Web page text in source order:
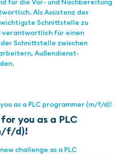
für die Vor- und Nachbereitung
Als Assistenz des
Schnittstelle zu
verantwortlich für einen
Schnittstelle zwischen
Außendienst-
you as a PLC
f/d)!
challenge as a PLC